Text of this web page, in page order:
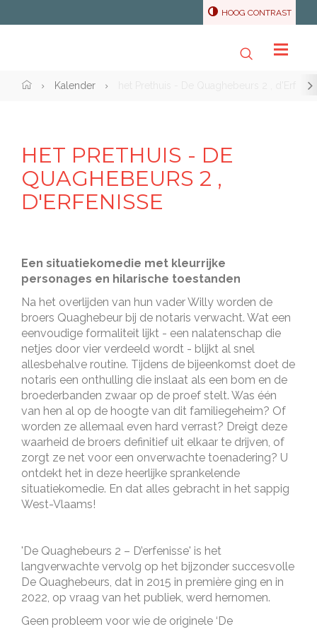
HOOG CONTRAST
Zoeken
Home">Kalender het Prethuis - De Quaghebeurs 2 ,
HET PRETHUIS - DE
QUAGHEBEURS 2 ,
D'ERFENISSE
Een situatiekomedie met kleurrijke
personages en hilarische toestanden
Na het overlijden van hun vader Willy worden de
broers Quaghebeur bij de notaris verwacht. Wat een
eenvoudige formaliteit lijkt - een nalatenschap die
netjes door vier verdeeld wordt - blijkt al snel
allesbehalve routine. Tijdens de bijeenkomst doet de
notaris een onthulling die inslaat als een bom en de
broederbanden zwaar op de proef stelt. Was één
van hen al op de hoogte van dit familiegeheim? Of
worden ze allemaal even hard verrast? Dreigt deze
waarheid de broers definitief uit elkaar te drijven, of
zorgt ze net voor een onverwachte toenadering? U
ontdekt het in deze heerlijke sprankelende
situatiekomedie. En dat alles gebracht in het sappig
West-Vlaams!
'De Quaghebeurs 2 – D’erfenisse' is het
langverwachte vervolg op het bijzonder succesvolle
De Quaghebeurs, dat in 2015 in première ging en in
2022, op vraag van het publiek, werd hernomen.
Geen probleem voor wie de originele ‘De